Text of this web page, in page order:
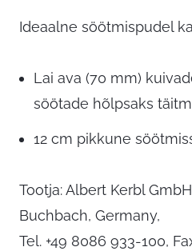
Ideaalne söötmispudel
Lai ava (70 mm)
söötade hõlpsaks
12 cm pikkune
Tootja: Albert Kerbl
Buchbach, Germany,
Tel. +49 8086 933-100,